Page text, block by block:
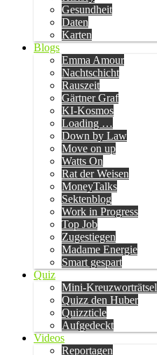
Gesundheit
Daten
Karten
Blogs
Emma Amour
Nachtschicht
Rauszeit
Gärtner Graf
KI-Kosmos
Loading …
Down by Law
Move on up
Watts On
Rat der Weisen
MoneyTalks
Sektenblog
Work in Progress
Top Job
Zugestiegen
Madame Energie
Smart gespart
Quiz
Mini-Kreuzworträtsel
Quizz den Huber
Quizzticle
Aufgedeckt
Videos
Reportagen